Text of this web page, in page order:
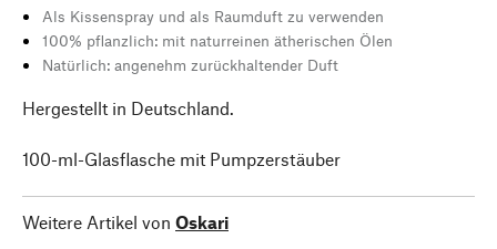
Als Kissenspray und als Raumduft zu verwenden
100% pflanzlich: mit naturreinen ätherischen Ölen
Natürlich: angenehm zurückhaltender Duft
Hergestellt in Deutschland.
100-ml-Glasflasche mit Pumpzerstäuber
Weitere Artikel von Oskari